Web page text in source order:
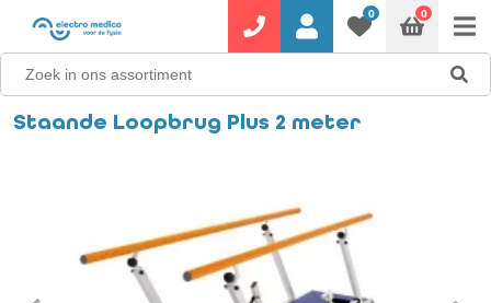
0 0
Staande Loopbrug Plus 2 meter